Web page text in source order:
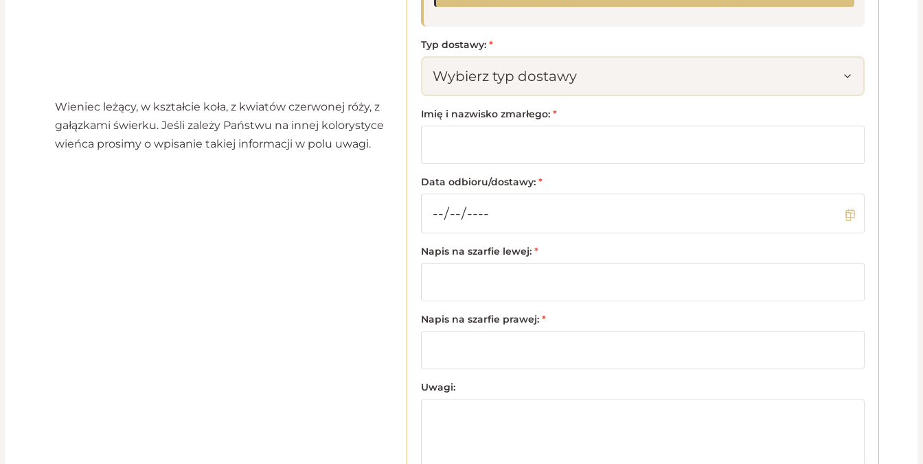
Wieniec leżący, w kształcie koła, z kwiatów czerwonej róży, z
gałązkami świerku. Jeśli zależy Państwu na innej kolorystyce
wieńca prosimy o wpisanie takiej informacji w polu uwagi.
Typ dostawy: *
Imię i nazwisko zmarłego: *
Data odbioru/dostawy: *
Napis na szarfie lewej: *
Napis na szarfie prawej: *
Uwagi: